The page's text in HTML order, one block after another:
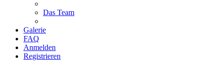
Das Team
Galerie
FAQ
Anmelden
Registrieren